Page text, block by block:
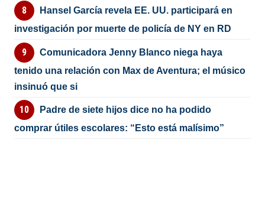
Hansel García revela EE. UU. participará en
investigación por muerte de policía de NY en RD
Comunicadora Jenny Blanco niega haya
tenido una relación con Max de Aventura; el músico
insinuó que si
Padre de siete hijos dice no ha podido
comprar útiles escolares: “Esto está malísimo”